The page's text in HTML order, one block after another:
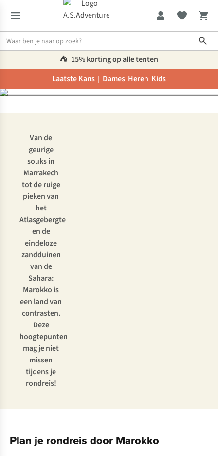
⛺️ 15% korting op alle tenten
Laatste Kans | Dames Heren Kids
Rondreis door Zuid-
Marokko: van Marrakech
tot de Sahara
Van de
geurige
souks in
Marrakech
tot de ruige
pieken van
het
Atlasgebergte
en de
eindeloze
zandduinen
van de
Sahara:
Marokko is
een land van
contrasten.
Deze
hoogtepunten
mag je niet
missen
tijdens je
rondreis!
Plan je rondreis door Marokko